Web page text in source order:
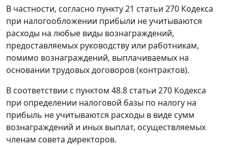
В частности, согласно пункту 21 статьи 270 Кодекса
при налогообложении прибыли не учитываются
расходы на любые виды вознаграждений,
предоставляемых руководству или работникам,
помимо вознаграждений, выплачиваемых на
основании трудовых договоров (контрактов).
В соответствии с пунктом 48.8 статьи 270 Кодекса
при определении налоговой базы по налогу на
прибыль не учитываются расходы в виде сумм
вознаграждений и иных выплат, осуществляемых
членам совета директоров.